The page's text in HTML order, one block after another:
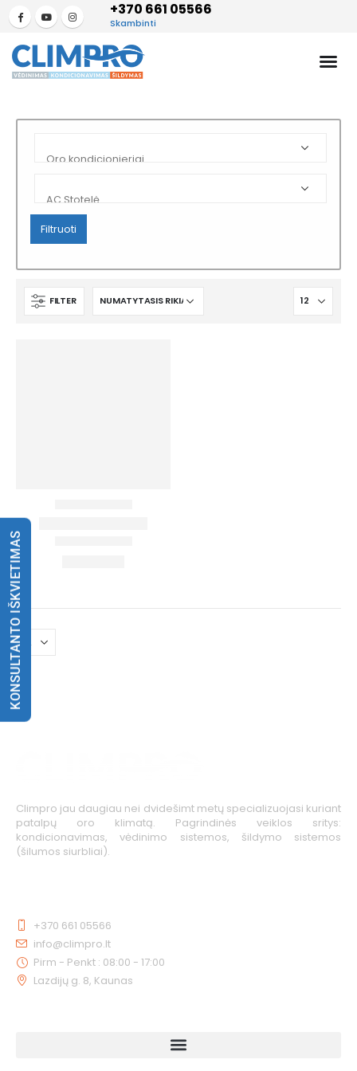
+370 661 05566
Skambinti
Filtruoti
FILTER
Climpro jau daugiau nei dvidešimt metų specializuojasi kuriant
patalpų oro klimatą. Pagrindinės veiklos sritys:
kondicionavimas, vėdinimo sistemos, šildymo sistemos
(šilumos siurbliai).
+370 661 05566
info@climpro.lt
Pirm - Penkt : 08:00 - 17:00
Lazdijų g. 8, Kaunas
KONSULTANTO IŠKVIETIMAS